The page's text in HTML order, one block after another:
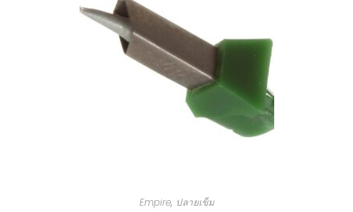
Empire, ปลายเข็ม